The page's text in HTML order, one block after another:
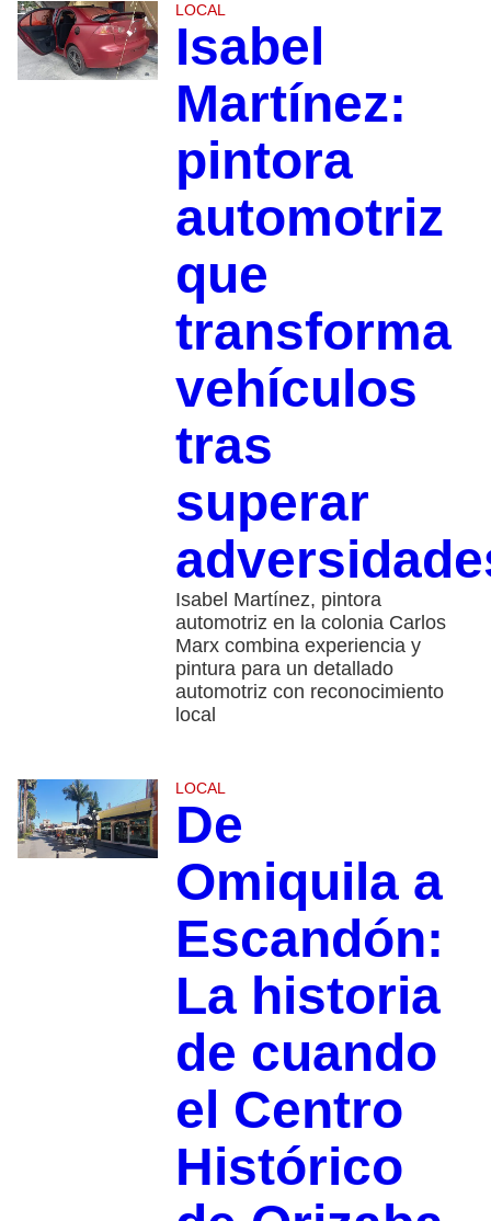
LOCAL
Isabel
Martínez:
pintora
automotriz
que
transforma
vehículos
tras
superar
Isabel Martínez, pintora
automotriz en la colonia Carlos
Marx combina experiencia y
pintura para un detallado
automotriz con reconocimiento
local
LOCAL
De
Omiquila a
Escandón:
La historia
de cuando
el Centro
Histórico